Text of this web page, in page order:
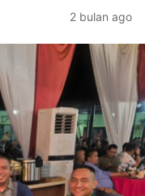
2 bulan ago